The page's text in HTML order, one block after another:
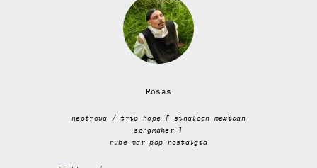
Rosas
neotrova / trip hope [ sinaloan mexican
songmaker ]
nube—mar—pop—nostalgia